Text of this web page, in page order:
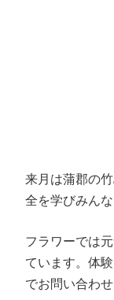
来月は蒲郡の
全を学びみん
フラワーでは
ています。体
でお問い合わせ